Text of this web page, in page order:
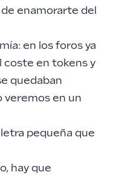
enamorarte del
en los foros ya
coste en tokens y
quedaban
veremos en un
pequeña que
hay que